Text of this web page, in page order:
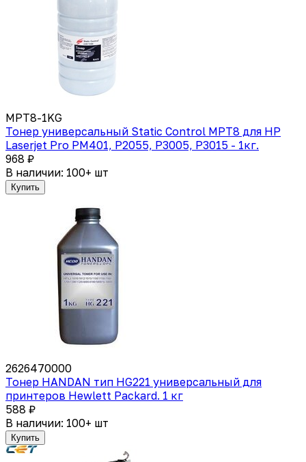
MPT8-1KG
Тонер универсальный Static Control MPT8 для HP
Laserjet Pro PM401, P2055, P3005, P3015 - 1кг.
968 ₽
В наличии: 100+ шт
Купить
2626470000
Тонер HANDAN тип HG221 универсальный для
принтеров Hewlett Packard. 1 кг
588 ₽
В наличии: 100+ шт
Купить